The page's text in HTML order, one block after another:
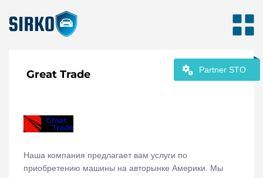
Partner STO
Great Trade
Наша компания предлагает вам услуги по
приобретению машины на авторынке Америки. Мы